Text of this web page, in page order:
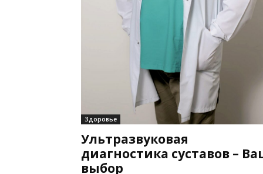
Здоровье
Ультразвуковая
диагностика суставов –
выбор